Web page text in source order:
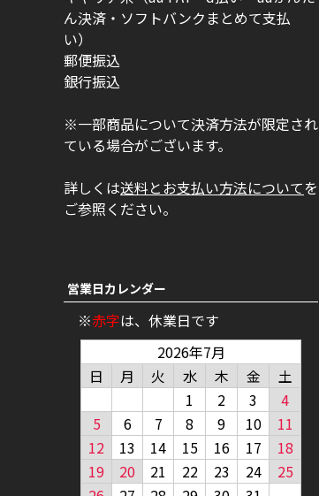
ん決済・ソフトバンクまとめて支払
い）
郵便振込
銀行振込
※一部商品について決済方法が限定され
ている場合がございます。
詳しくは送料とお支払い方法についてを
ご参照ください。
営業日カレンダー
※赤字は、休業日です
2026年7月
日
月 火 水 木 金
土
1
2 3
4
5
6 7 8 9 10
11
12
13 14 15 16 17
18
19
20 21 22 23 24
25